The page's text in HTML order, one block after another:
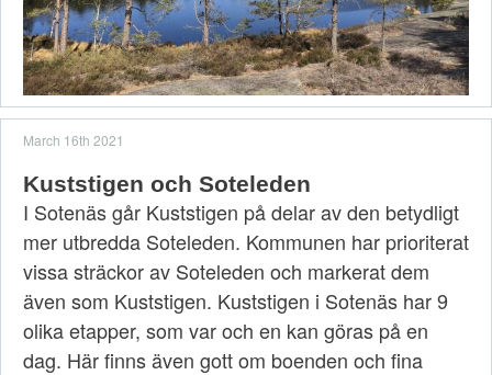
March 16th 2021
Kuststigen och Soteleden
I Sotenäs går Kuststigen på delar av den betydligt
mer utbredda Soteleden. Kommunen har prioriterat
vissa sträckor av Soteleden och markerat dem
även som Kuststigen. Kuststigen i Sotenäs har 9
olika etapper, som var och en kan göras på en
dag. Här finns även gott om boenden och fina